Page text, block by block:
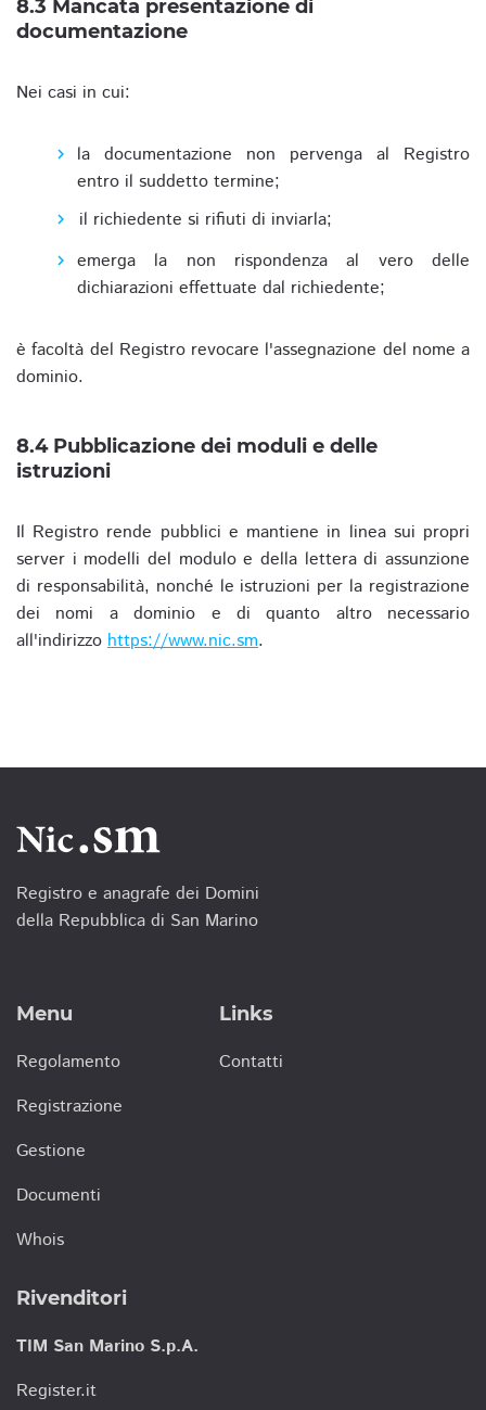
8.3 Mancata presentazione di
documentazione
Nei casi in cui:
la documentazione non pervenga al Registro
entro il suddetto termine;
il richiedente si rifiuti di inviarla;
emerga la non rispondenza al vero delle
dichiarazioni effettuate dal richiedente;
è facoltà del Registro revocare l'assegnazione del nome a
dominio.
8.4 Pubblicazione dei moduli e delle
istruzioni
Il Registro rende pubblici e mantiene in linea sui propri
server i modelli del modulo e della lettera di assunzione
di responsabilità, nonché le istruzioni per la registrazione
dei nomi a dominio e di quanto altro necessario
all'indirizzo https://www.nic.sm.
Registro e anagrafe dei Domini
della Repubblica di San Marino
Menu
Regolamento
Registrazione
Gestione
Documenti
Whois
Links
Contatti
Rivenditori
TIM San Marino S.p.A.
Register.it